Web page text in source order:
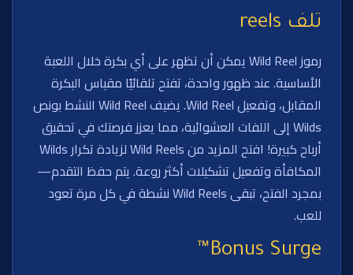
تلف reels
رموز Wild Reel يمكن أن تظهر على أي بكرة خلال اللعبة
الأساسية. عند ظهور واحدة، تفتح تلقائيًا مقياس البكرة
المقابل، وتفعيل Wild Reel. يضيف Wild Reel النشط بونص
Wilds إلى اللفات العشوائية، مما يعزز فرصتك في تحقيق
أرباح كبيرة! افتح المزيد من Wild Reels لزيادة تكرار Wilds
المكافأة وتفعيل تشكيلات أكثر روعة. يتم حفظ التقدم—
بمجرد الفتح، تبقى Wild Reels نشطة في كل مرة تعود
للعب.
Bonus Surge™